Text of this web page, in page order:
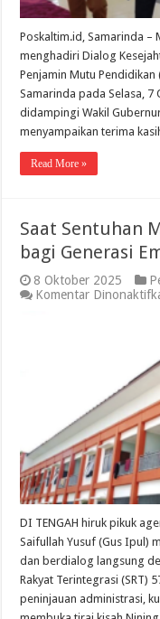
Poskaltim.id, Samarinda –
menghadiri Dialog
Penjamin Mutu Pendidikan
Samarinda pada Selasa,
didampingi Wakil
menyampaikan terima
Read More »
Saat Sentuhan
bagi Generasi
8 Oktober 2025
Komentar
DI TENGAH hiruk pikuk
Saifullah Yusuf (Gus Ipul)
dan berdialog langsung
Rakyat Terintegrasi (SRT)
peninjauan administrasi,